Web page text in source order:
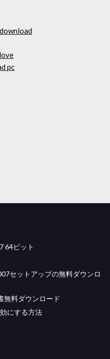
pc
64ビット
セットアップの無料ダウンロ
無料ダウンロード
にする方法